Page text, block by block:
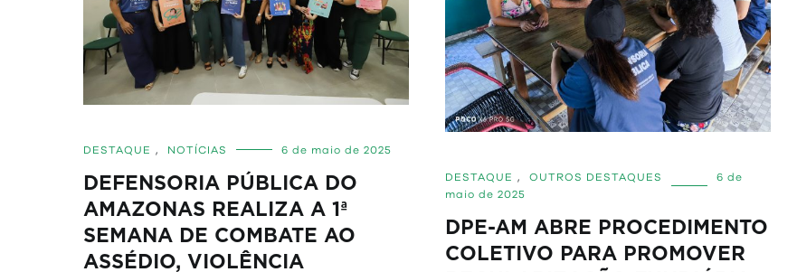
DESTAQUE , NOTÍCIAS 6 de maio de 2025
DEFENSORIA PÚBLICA DO
AMAZONAS REALIZA A 1ª
SEMANA DE COMBATE AO
ASSÉDIO, VIOLÊNCIA
DESTAQUE , OUTROS DESTAQUES
6 de
maio de 2025
DPE-AM ABRE PROCEDIMENTO
COLETIVO PARA PROMOVER